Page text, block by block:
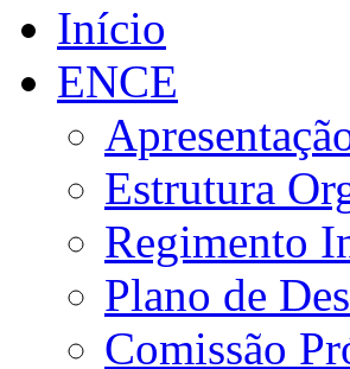
Início
ENCE
Estrutura
Regimento
Plano de
Comissão